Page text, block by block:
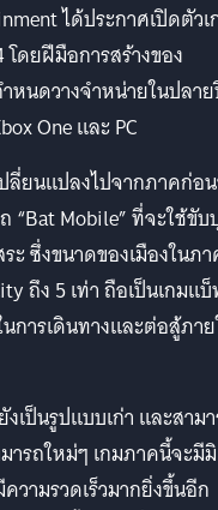
ได้ประกาศเปิดตัว
ดยฝีมือการสร้างของ
หนดวางจำหน่ายในปลา
One และ PC
ลี่ยนแปลงไปจากภาคก่อ
Mobile” ที่จะใช้ขับ
ะ ซึ่งขนาดของเมืองในภ
ถึง 5 เท่า ถือเป็นเกมแ
การเดินทางและต่อสู้ภา
เป็นรูปแบบเก่า และสาม
ารถใหม่ๆ เกมภาคนี้จะมี
วามรวดเร็วมากยิ่งขึ้นอีก